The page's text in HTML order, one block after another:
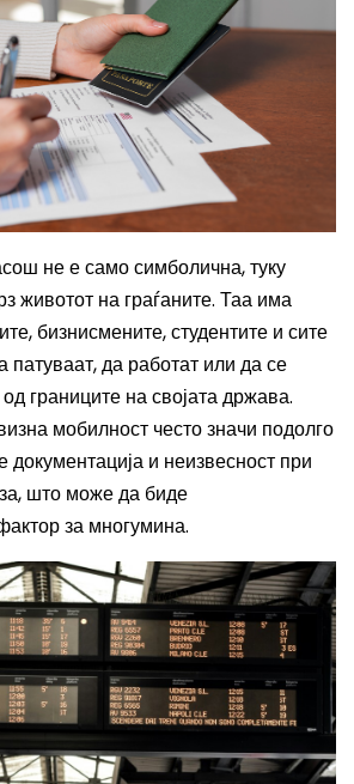
не е само симболична, туку
животот на граѓаните. Таа има
бизнисмените, студентите и сите
патуваат, да работат или да се
границите на својата држава.
мобилност често значи подолго
и неизвесност при
што може да биде
за многумина.